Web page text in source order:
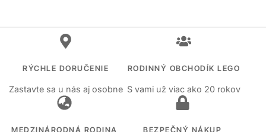
RÝCHLE DORUČENIE
Zastavte sa u nás aj osobne
RODINNÝ OBCHODÍK LEGO
S vami už viac ako 20 rokov
MEDZINÁRODNÁ RODINA BEZPEČNÝ NÁKUP